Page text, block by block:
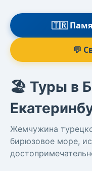
🇹🇷
💬
🏖️ Туры в
Жемчужина
бирюзовое море,